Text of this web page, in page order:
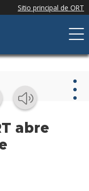
abre